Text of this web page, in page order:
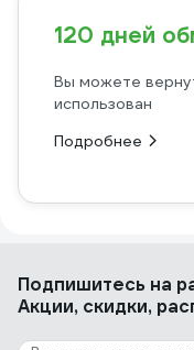
120 дней
Вы можете
использован
Подробнее
Подпишитесь на
Акции, скидки,